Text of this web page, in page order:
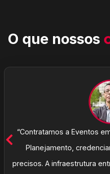
O que nossos
“Contratamos a Eventos
Planejamento,
precisos. A infraestrutura